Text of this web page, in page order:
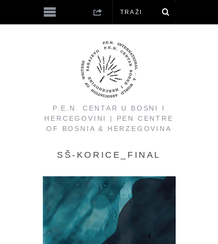
P.E.N. CENTAR U BOSNI I
HERCEGOVINI | PEN CENTRE
OF BOSNIA & HERZEGOVINA
SŠ-KORICE_FINAL